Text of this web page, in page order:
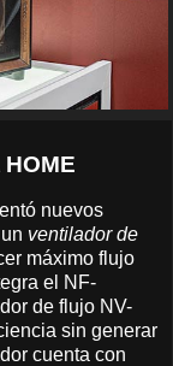
nuevos
ventilador de
máximo flujo
el NF-
de flujo NV-
sin generar
cuenta con